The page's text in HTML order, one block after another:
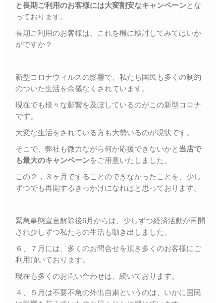
と長期ご利用のお客様には大変割安なキャンペーンとな
っております。
長期ご利用のお客様は、これを機に検討してみてはいか
がですか？
新型コロナウィルスの影響で、私たち国民も多くの制約
のついた生活を余儀なくされています。
現在でも様々な影響を及ぼしているのがこの新型コロナ
です。
大変な生活をされている方も大勢いるのが現状です。
そこで、弊社も微力ながら何か応援できないかと 当店で
も最大のキャンペーンをご用意いたしました。
この２，３ヶ月ですることのできなかったことを、少し
ずつでも再開するきっかけになればと思っております。
緊急事態宣言解除後6月からは、少しずつ経済活動が再開
され少しずつ私たちの生活も動き出しました。
６、７月には、多くのお問合せを頂き多くのお客様にご
利用頂いております。
現在も多くのお問い合わせは、続いております。
４、５月は不要不急の外出自粛というのは、いかに国民